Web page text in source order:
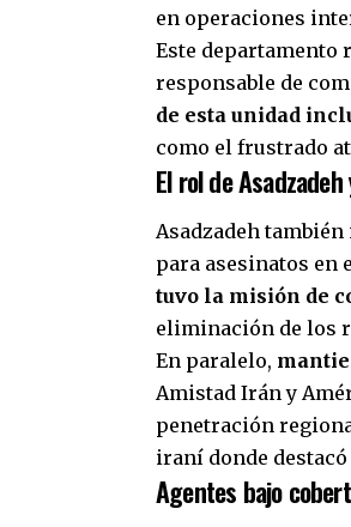
en operaciones
Este departamento
responsable de
de esta unidad
como el frustrado
El rol de
Asadzadeh
para asesinatos en
tuvo la misión de
eliminación de los
En paralelo,
Amistad Irán y
penetración
iraní donde
Agentes bajo